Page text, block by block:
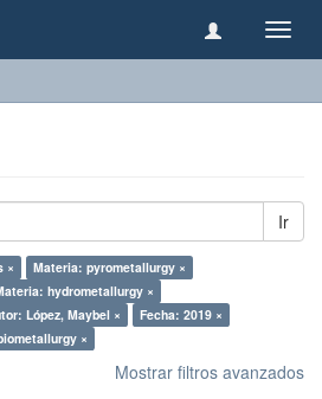
Ir
×
Materia: pyrometallurgy ×
hydrometallurgy ×
López, Maybel ×
Fecha: 2019 ×
×
Mostrar filtros avanzados